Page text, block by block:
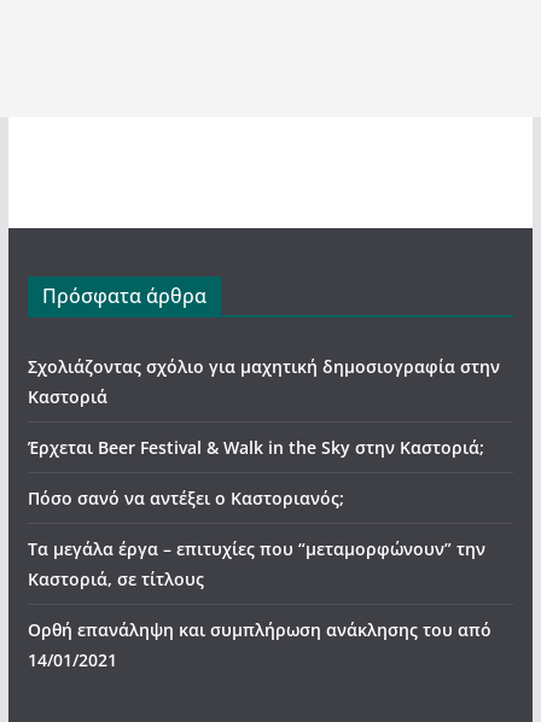
Πρόσφατα άρθρα
Σχολιάζοντας σχόλιο για μαχητική δημοσιογραφία στην
Καστοριά
Έρχεται Beer Festival & Walk in the Sky στην Καστοριά;
Πόσο σανό να αντέξει ο Καστοριανός;
Τα μεγάλα έργα – επιτυχίες που “μεταμορφώνουν” την
Καστοριά, σε τίτλους
Ορθή επανάληψη και συμπλήρωση ανάκλησης του από
14/01/2021